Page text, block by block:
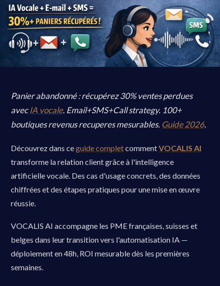
Panier abandonné : récupérez 30% ventes perdues
avecIA vocale. Email+SMS+Call strategy. 100+
boutiques revenus recuperes mesurables. Guide 2026.
Découvrez dans ceguide completcommentVOCALIS AI
transforme la relation client grâce à l'intelligence
artificielle vocale. Des cas d'usage concrets, des données
chiffrées et des étapes pratiques pour une mise en œuvre
réussie.
VOCALIS AI accompagne les PME françaises, suisses et
belges dans leur transition vers l'automatisation IA —
déploiement en 48h, ROI mesurable dès les premières
semaines.